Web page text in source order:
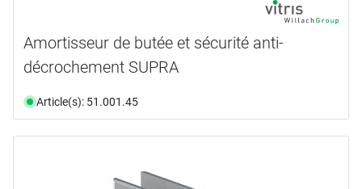
Amortisseur de butée et sécurité anti-
décrochement SUPRA
Article(s): 51.001.45